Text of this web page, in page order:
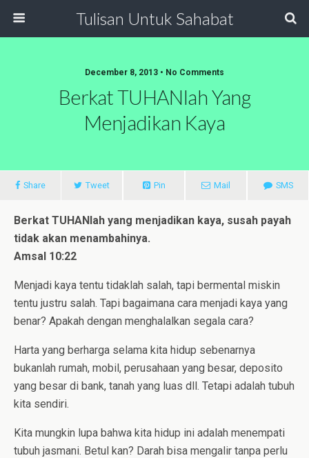
Tulisan Untuk Sahabat
December 8, 2013 • No Comments
Berkat TUHANlah Yang
Menjadikan Kaya
Share Tweet Pin Mail SMS
Berkat TUHANlah yang menjadikan kaya, susah payah
tidak akan menambahinya.
Amsal 10:22
Menjadi kaya tentu tidaklah salah, tapi bermental miskin
tentu justru salah. Tapi bagaimana cara menjadi kaya yang
benar? Apakah dengan menghalalkan segala cara?
Harta yang berharga selama kita hidup sebenarnya
bukanlah rumah, mobil, perusahaan yang besar, deposito
yang besar di bank, tanah yang luas dll. Tetapi adalah tubuh
kita sendiri.
Kita mungkin lupa bahwa kita hidup ini adalah menempati
tubuh jasmani. Betul kan? Darah bisa mengalir tanpa perlu